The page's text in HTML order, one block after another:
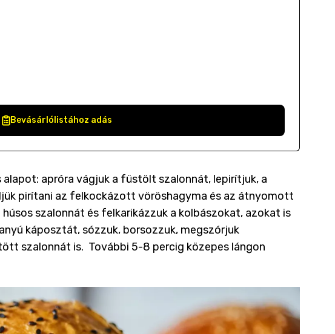
Bevásárlólistához adás
apróra vágjuk a füstölt szalonnát, lepirítjuk, a
pirítani az felkockázott vöröshagyma és az átnyomott
szalonnát és felkarikázzuk a kolbászokat, azokat is
káposztát, sózzuk, borsozzuk, megszórjuk
szalonnát is. További 5-8 percig közepes lángon